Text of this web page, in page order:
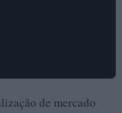
de mercado